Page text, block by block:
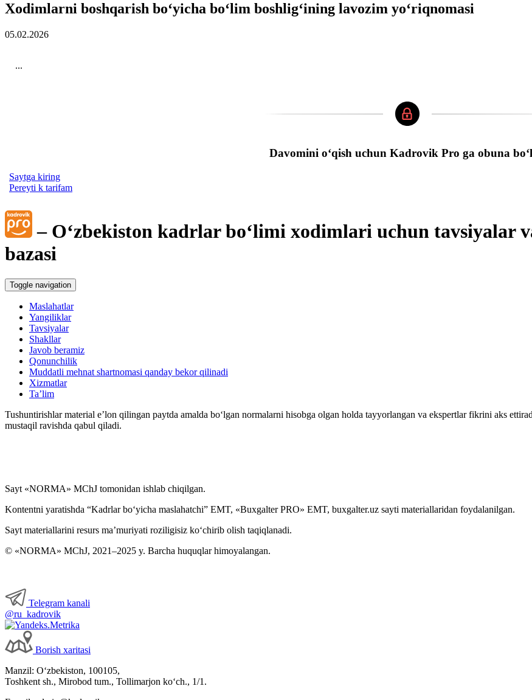
Xodimlarni boshqarish boʻyicha boʻlim boshligʻining lavozim yoʻriqnomasi
05.02.2026
...
Davomini oʻqish uchun Kadrovik Pro ga obuna
Saytga kiring
Pereyti k tarifam
– Oʻzbekiston kadrlar boʻlimi хodimlari uchun tavsiyalar
bazasi
Toggle navigation
Maslahatlar
Yangiliklar
Tavsiyalar
Shakllar
Javob beramiz
Qonunchilik
Muddatli mehnat shartnomasi qanday bekor qilinadi
Xizmatlar
Ta’lim
Tushuntirishlar material e’lon qilingan paytda amalda boʻlgan normalarni hisobga olgan holda tayyorlangan va ekspertlar fikrini aks
mustaqil ravishda qabul qiladi.
Sayt «NORMA» MChJ tomonidan ishlab chiqilgan.
Kontentni yaratishda “Kadrlar boʻyicha maslahatchi” EMT, «Buxgalter PRO» EMT, buxgalter.uz sayti materiallaridan foydalanilgan.
Sayt materiallarini resurs ma’muriyati roziligisiz koʻchirib olish taqiqlanadi.
© «NORMA» MChJ, 2021–2025 y. Barcha huquqlar himoyalangan.
Telegram kanali
@ru_kadrovik
Borish хaritasi
Manzil: Oʻzbekiston, 100105,
Toshkent sh., Mirobod tum., Tollimarjon koʻch., 1/1.